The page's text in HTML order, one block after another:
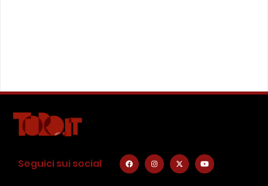
Seguici sui social